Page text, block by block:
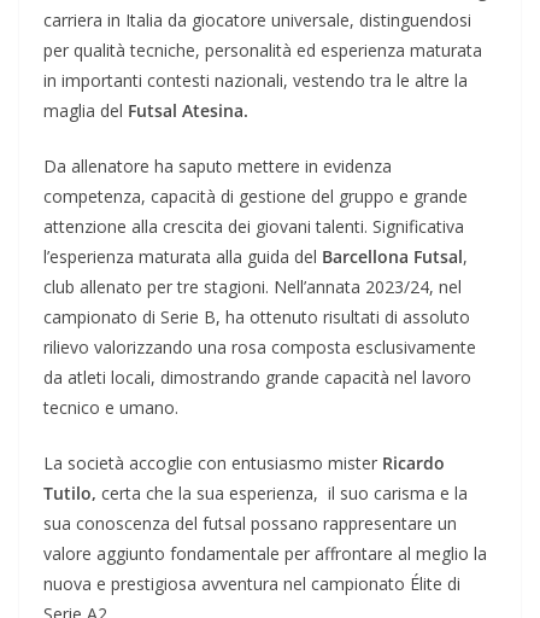
carriera in Italia da giocatore universale, distinguendosi
per qualità tecniche, personalità ed esperienza maturata
in importanti contesti nazionali, vestendo tra le altre la
maglia del Futsal Atesina.
Da allenatore ha saputo mettere in evidenza
competenza, capacità di gestione del gruppo e grande
attenzione alla crescita dei giovani talenti. Significativa
l’esperienza maturata alla guida del Barcellona Futsal,
club allenato per tre stagioni. Nell’annata 2023/24, nel
campionato di Serie B, ha ottenuto risultati di assoluto
rilievo valorizzando una rosa composta esclusivamente
da atleti locali, dimostrando grande capacità nel lavoro
tecnico e umano.
La società accoglie con entusiasmo mister Ricardo
Tutilo, certa che la sua esperienza, il suo carisma e la
sua conoscenza del futsal possano rappresentare un
valore aggiunto fondamentale per affrontare al meglio la
nuova e prestigiosa avventura nel campionato Élite di